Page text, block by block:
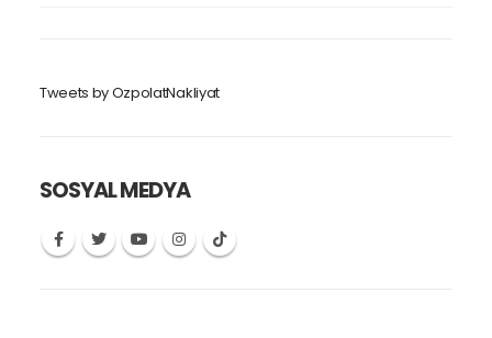
Tweets by OzpolatNakliyat
SOSYAL MEDYA